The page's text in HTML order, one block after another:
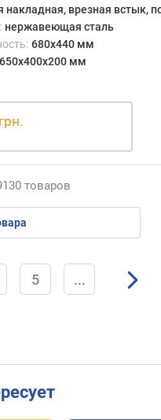
накладная, врезная встык,
нержавеющая сталь
680x440 мм
650х400x200 мм
грн.
товаров
5 ...